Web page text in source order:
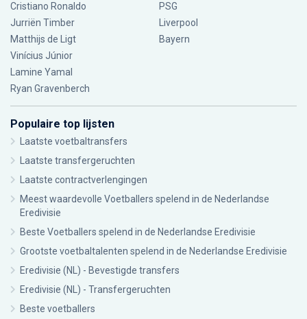
Cristiano Ronaldo
Jurriën Timber
Matthijs de Ligt
Vinícius Júnior
Lamine Yamal
Ryan Gravenberch
PSG
Liverpool
Bayern
Populaire top lijsten
Laatste voetbaltransfers
Laatste transfergeruchten
Laatste contractverlengingen
Meest waardevolle Voetballers spelend in de Nederlandse
Eredivisie
Beste Voetballers spelend in de Nederlandse Eredivisie
Grootste voetbaltalenten spelend in de Nederlandse Eredivisie
Eredivisie (NL) - Bevestigde transfers
Eredivisie (NL) - Transfergeruchten
Beste voetballers